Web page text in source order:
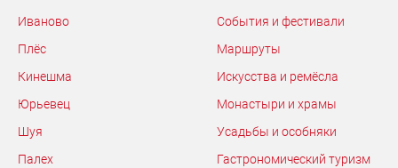
Иваново
Плёс
Кинешма
Юрьевец
Шуя
Палех
События и фестивали
Маршруты
Искусства и ремёсла
Монастыри и храмы
Усадьбы и особняки
Гастрономический туризм